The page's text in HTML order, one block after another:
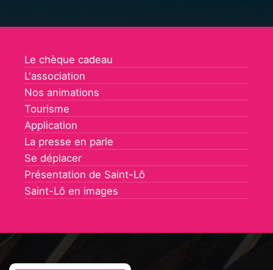
Le chèque cadeau
L'association
Nos animations
Tourisme
Application
La presse en parle
Se déplacer
Présentation de Saint-Lô
Saint-Lô en images